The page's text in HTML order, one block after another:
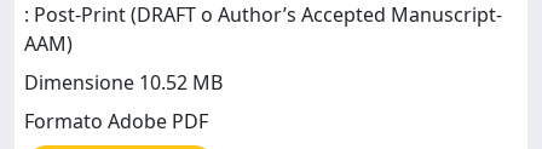
: Post-Print (DRAFT o Author’s Accepted Manuscript-
AAM)
Dimensione 10.52 MB
Formato Adobe PDF